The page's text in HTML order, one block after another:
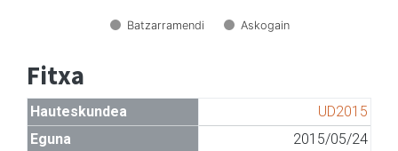
Batzarramendi Askogain
Fitxa
Hauteskundea
UD2015
Eguna
2015/05/24